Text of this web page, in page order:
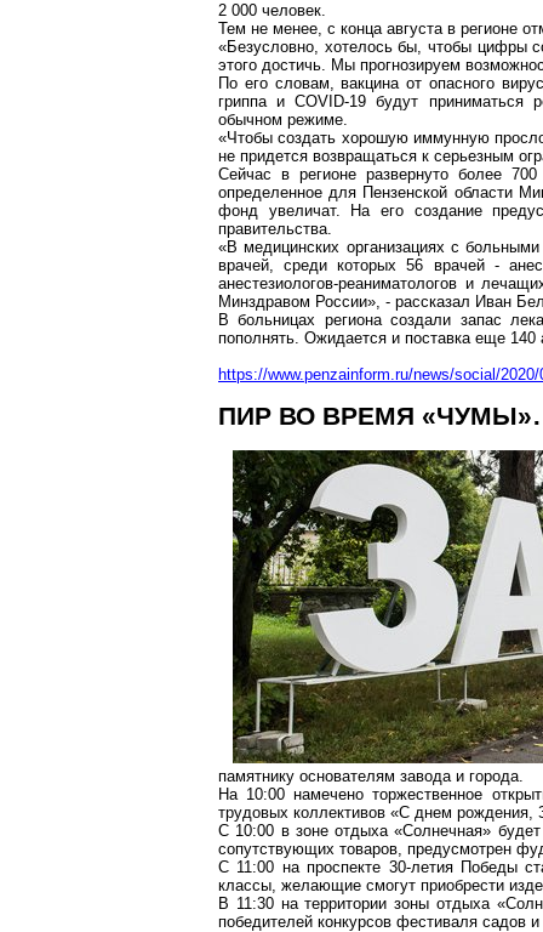
2 000 человек.
Тем не менее, с конца августа в регионе
«Безусловно, хотелось бы, чтобы цифры
этого достичь. Мы прогнозируем
По его словам, вакцина от опасного
гриппа и COVID-19 будут приниматься
обычном режиме.
«Чтобы создать хорошую иммунную
не придется возвращаться к серьезным
Сейчас в регионе развернуто более
определенное для Пензенской области
фонд увеличат. На его создание
правительства.
«В медицинских организациях с
врачей, среди которых 56 врачей -
анестезиологов-реаниматологов и
Минздравом России», - рассказал Иван
В больницах региона создали запас
пополнять. Ожидается и поставка еще
https://www.penzainform.ru/news/social/
ПИР ВО ВРЕМЯ
памятнику основателям завода и города.
На 10:00 намечено торжественное
трудовых коллективов «С днем рождения,
С 10:00 в зоне отдыха «Солнечная»
сопутствующих товаров, предусмотрен
С 11:00 на проспекте 30-летия Победы
классы, желающие смогут приобрести
В 11:30 на территории зоны отдыха
победителей конкурсов фестиваля садов и